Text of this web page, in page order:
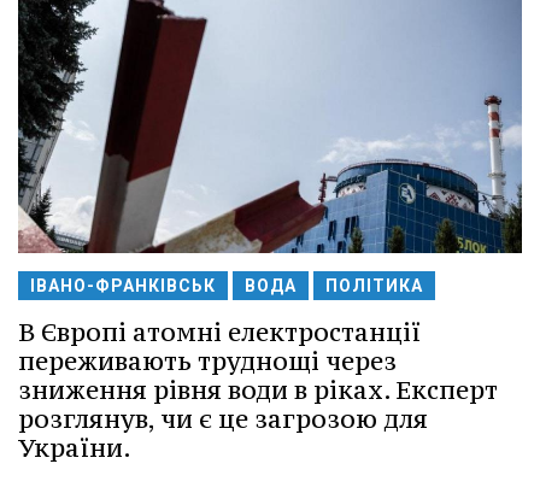
ІВАНО-ФРАНКІВСЬК ВОДА ПОЛІТИКА
В Європі атомні електростанції
переживають труднощі через
зниження рівня води в ріках. Експерт
розглянув, чи є це загрозою для
України.